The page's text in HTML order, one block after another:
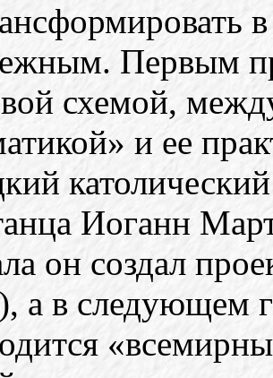
Первым
схемой,
и ее
Иоганн
он создал
а в следующем